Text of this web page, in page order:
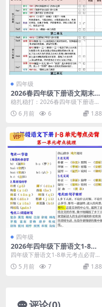
四年级
2026春四年级下册语文期末复
习重点知识清单同步冲刺精华
稳扎稳打：2026春四年级下册语文
期末复习重点知识清单深度解析 大
家好，我是学科...
6 月前 6 1.88
VIP
四年级
2026年四年级下册语文1-8单
元考点必背：全册核心知识点
四年级下册语文1-8单元考点必背，
期末提分全靠它 步入四年级下学
期，语文的学习量...
5 月前 7 1.88